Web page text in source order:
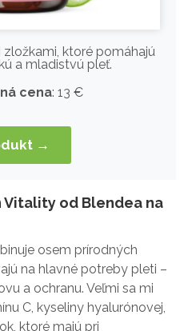
ktoré pomáhajú
a mladistvú pleť.
cena: 13 €
→
Vitality od Blendea na
osem prírodných
na hlavné potreby pleti –
a ochranu. Veľmi sa mi
C, kyseliny hyalurónovej,
ktoré majú pri